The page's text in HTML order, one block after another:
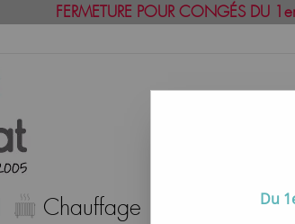
FERMETURE POUR CONGÉS DU
Chauffage Cuisson
Du